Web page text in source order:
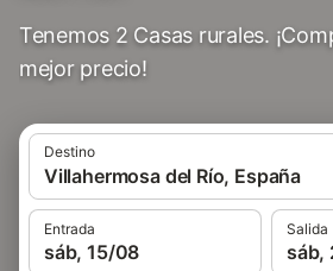
Tenemos 2 Casas rurales.
mejor precio!
Destino
Villahermosa del Río, España
Entrada
sáb, 15/08
Salida
sáb,